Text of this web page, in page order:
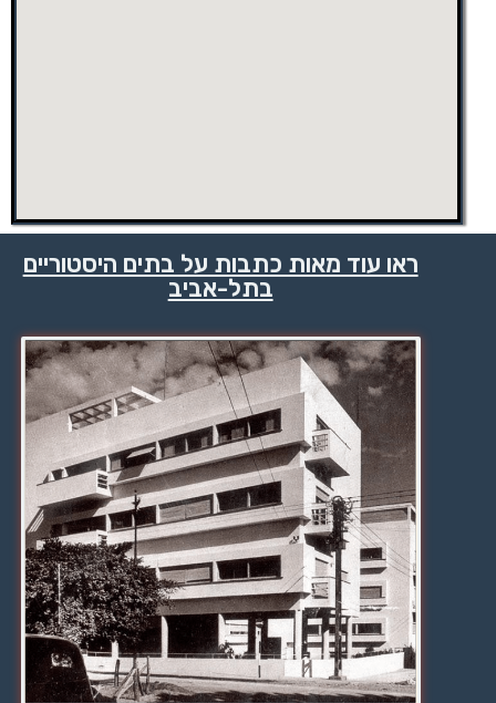
ראו עוד מאות כתבות על בתים היסטוריים
בתל-אביב